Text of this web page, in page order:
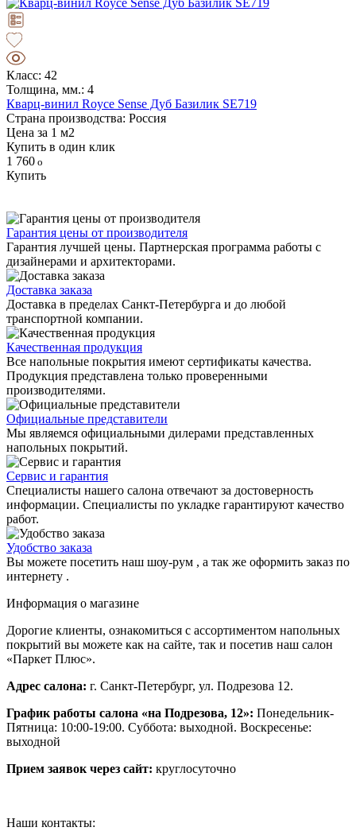
Класс: 42
Толщина, мм.: 4
Кварц-винил Royce Sense Дуб Базилик SE719
Страна производства: Россия
Цена за 1 м2
Купить в один клик
1 760
Купить
Гарантия цены от производителя
Гарантия лучшей цены. Партнерская программа работы с
дизайнерами и архитекторами.
Доставка заказа
Доставка в пределах Санкт-Петербурга и до любой
транспортной компании.
Качественная продукция
Все напольные покрытия имеют сертификаты качества.
Продукция представлена только проверенными
производителями.
Официальные представители
Мы являемся официальными дилерами представленных
напольных покрытий.
Сервис и гарантия
Специалисты нашего салона отвечают за достоверность
информации. Специалисты по укладке гарантируют качество
работ.
Удобство заказа
Вы можете посетить наш шоу-рум , а так же оформить заказ по
интернету .
Информация о магазине
Дорогие клиенты, ознакомиться с ассортиментом напольных
покрытий вы можете как на сайте, так и посетив наш салон
«Паркет Плюс».
Адрес салона: г. Санкт-Петербург, ул. Подрезова 12.
График работы салона «на Подрезова, 12»: Понедельник-
Пятница: 10:00-19:00. Суббота: выходной. Воскресенье:
выходной
Прием заявок через сайт: круглосуточно
Наши контакты: